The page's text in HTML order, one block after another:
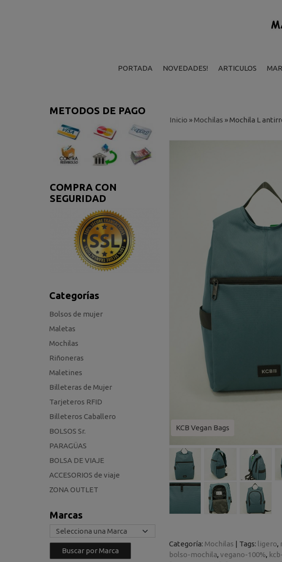
PORTADA NOVEDADES! ARTICULOS
METODOS DE PAGO
COMPRA CON
SEGURIDAD
Categorías
Bolsos de mujer
Maletas
Mochilas
Riñoneras
Maletines
Billeteras de Mujer
Tarjeteros RFID
Billeteros Caballero
BOLSOS Sr.
PARAGÜAS
BOLSA DE VIAJE
ACCESORIOS de viaje
ZONA OUTLET
Marcas
Inicio »Mochilas »Mochila L
KCB Vegan Bags
Categoría: Mochilas | Tags: ligero
bolso-mochila vegano-100%